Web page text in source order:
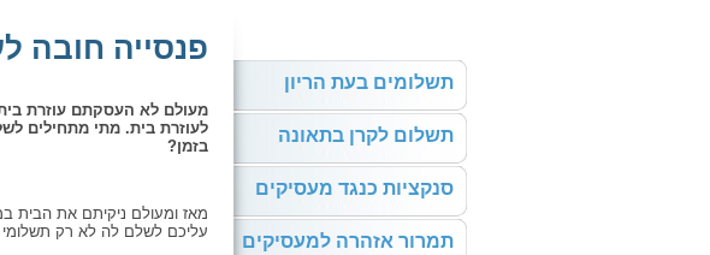
תשלומים בעת הריון
תשלום לקרן בתאונה
סנקציות כנגד מעסיקים
תמרור אזהרה למעסיקים
פנסייה חובה
מעולם לא העסקתם עוזרת
לעוזרת בית. מתי מתחילים
בזמן?
מאז ומעולם ניקיתם את הבית
עליכם לשלם לה לא רק תשלומי